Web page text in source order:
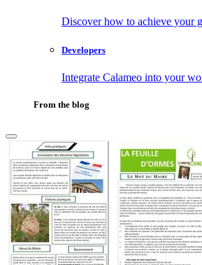
Discover how to achieve your
Developers
Integrate Calameo into your
From the blog